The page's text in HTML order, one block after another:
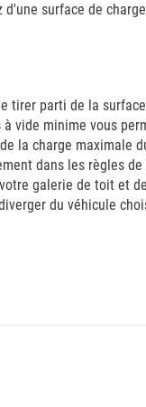
surface de
tirer parti de la
vide minime vous
la charge maximale
dans les règles
galerie de toit et
du véhicule